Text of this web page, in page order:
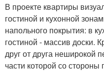
В проекте квартиры
гостиной и кухонной
напольного покрытия: в
гостиной - массив доски.
друг от друга неширокой
части которой со